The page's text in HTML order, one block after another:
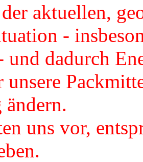
aktuellen,
-
dadurch
uns vor,